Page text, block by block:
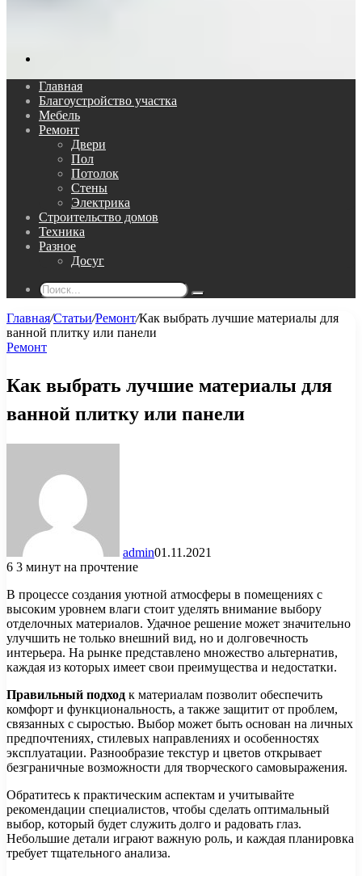
Главная
Благоустройство участка
Мебель
Ремонт
Двери
Пол
Потолок
Стены
Электрика
Строительство домов
Техника
Разное
Досуг
Поиск...
Главная/Статьи/Ремонт/Как выбрать лучшие материалы для
ванной плитку или панели
Ремонт
Как выбрать лучшие материалы для
ванной плитку или панели
admin01.11.2021
6 3 минут на прочтение
В процессе создания уютной атмосферы в помещениях с
высоким уровнем влаги стоит уделять внимание выбору
отделочных материалов. Удачное решение может значительно
улучшить не только внешний вид, но и долговечность
интерьера. На рынке представлено множество альтернатив,
каждая из которых имеет свои преимущества и недостатки.
Правильный подход к материалам позволит обеспечить
комфорт и функциональность, а также защитит от проблем,
связанных с сыростью. Выбор может быть основан на личных
предпочтениях, стилевых направлениях и особенностях
эксплуатации. Разнообразие текстур и цветов открывает
безграничные возможности для творческого самовыражения.
Обратитесь к практическим аспектам и учитывайте
рекомендации специалистов, чтобы сделать оптимальный
выбор, который будет служить долго и радовать глаз.
Небольшие детали играют важную роль, и каждая планировка
требует тщательного анализа.